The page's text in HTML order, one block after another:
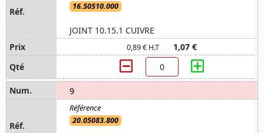
16.50510.000
JOINT 10.15.1 CUIVRE
0,89 € H.T 1,07 €
9
20.05083.800